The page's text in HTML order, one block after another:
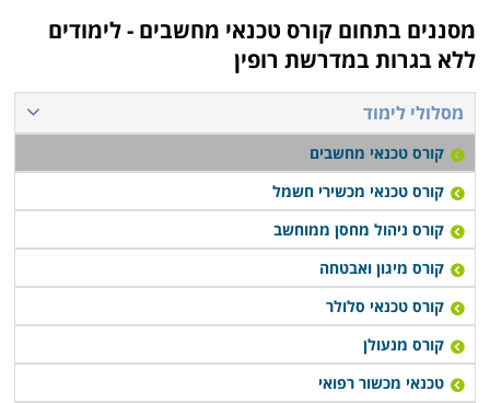
מסננים בתחום קורס טכנאי מחשבים - לימודים
ללא בגרות במדרשת רופין
מסלולי לימוד
קורס טכנאי מחשבים
קורס טכנאי מכשירי חשמל
קורס ניהול מחסן ממוחשב
קורס מיגון ואבטחה
קורס טכנאי סלולר
קורס מנעולן
טכנאי מכשור רפואי